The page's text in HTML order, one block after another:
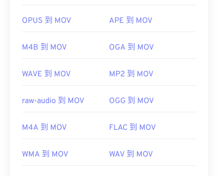
實用連結：
https://developer.apple.com/library/archive/
OPUS 到 MOV APE 到 MOV
M4B 到 MOV OGA 到 MOV
WAVE 到 MOV MP2 到 MOV
raw-audio 到 MOV OGG 到 MOV
M4A 到 MOV FLAC 到 MOV
WMA 到 MOV WAV 到 MOV